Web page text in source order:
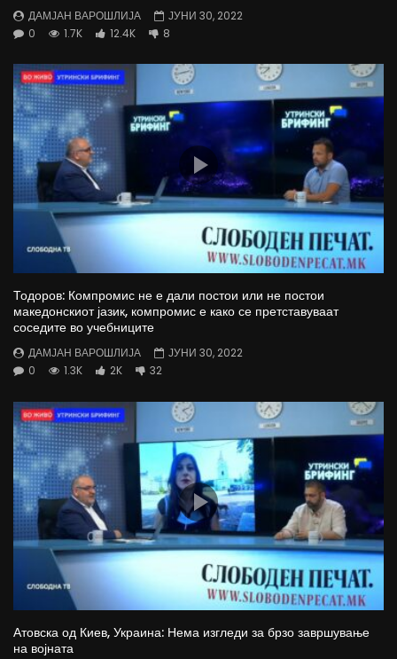
ДАМЈАН ВАРОШЛИЈА
ЈУНИ 30, 2022
0
1.7K 12.4K 8
Тодоров: Компромис не е дали постои или не постои
македонскиот јазик, компромис е како се претставуваат
соседите во учебниците
ДАМЈАН ВАРОШЛИЈА
ЈУНИ 30, 2022
0
1.3K 2K 32
Атовска од Киев, Украина: Нема изгледи за брзо завршување
на војната